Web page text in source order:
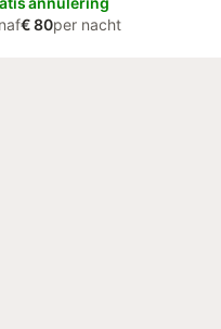
€ 80per nacht